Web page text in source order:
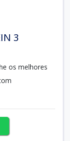
3
os melhores